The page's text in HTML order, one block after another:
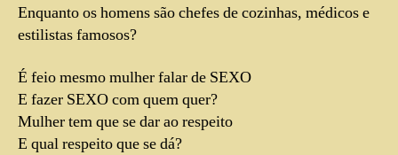
Enquanto os homens são chefes de cozinhas, médicos e
estilistas famosos?
É feio mesmo mulher falar de SEXO
E fazer SEXO com quem quer?
Mulher tem que se dar ao respeito
E qual respeito que se dá?